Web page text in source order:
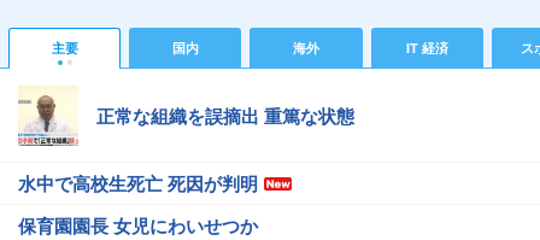
主要 国内 海外 IT 経済 ス
正常な組織を誤摘出 重篤な状態
水中で高校生死亡 死因が判明
保育園園長 女児にわいせつか